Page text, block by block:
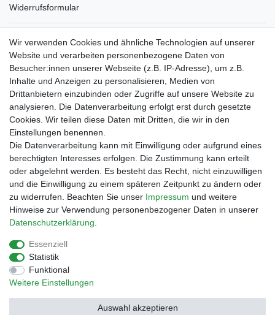
Widerrufsformular
Verpackungslizenz
bei der Landbell AG
Zahlungsarten
Vorabüberweisung
Rechnungskauf
Zahlung bei Abholung
PayPal (inkl. Kreditkarten)
Impressum
Barrierefreiheitserklärung
Wir verwenden Cookies und ähnliche Technologien auf unserer
Website und verarbeiten personenbezogene Daten von
Besucher:innen unserer Webseite (z.B. IP-Adresse), um z.B.
Inhalte und Anzeigen zu personalisieren, Medien von
Drittanbietern einzubinden oder Zugriffe auf unsere Website zu
analysieren. Die Datenverarbeitung erfolgt erst durch gesetzte
Cookies. Wir teilen diese Daten mit Dritten, die wir in den
Einstellungen benennen.
Die Datenverarbeitung kann mit Einwilligung oder aufgrund eines
berechtigten Interesses erfolgen. Die Zustimmung kann erteilt
oder abgelehnt werden. Es besteht das Recht, nicht einzuwilligen
und die Einwilligung zu einem späteren Zeitpunkt zu ändern oder
zu widerrufen. Beachten Sie unser Impressum und weitere
Hinweise zur Verwendung personenbezogener Daten in unserer
Daten­schutz­erklärung
Essenziell
Statistik
Funktional
Weitere Einstellungen
Auswahl akzeptieren